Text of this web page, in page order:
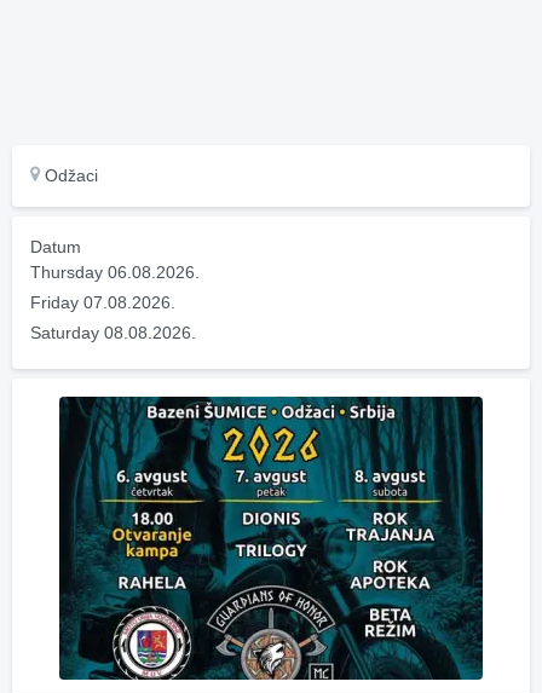
Odžaci
Datum
Thursday 06.08.2026.
Friday 07.08.2026.
Saturday 08.08.2026.